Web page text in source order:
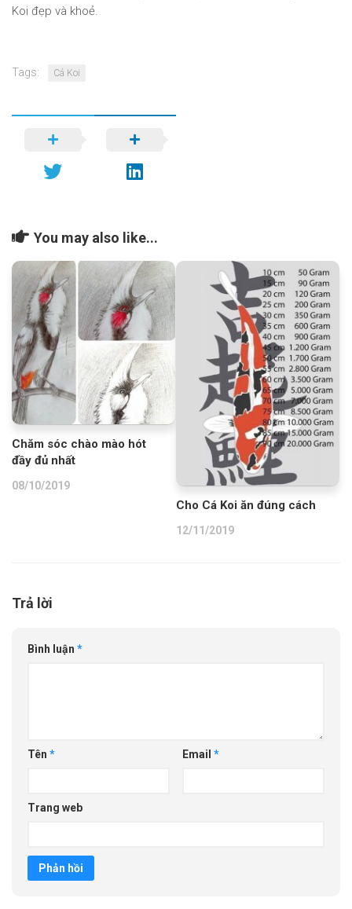
Koi đẹp và khoẻ.
Tags: Cá Koi
You may also like...
Chăm sóc chào mào hót
đầy đủ nhất
08/10/2019
Cho Cá Koi ăn đúng cách
12/11/2019
Trả lời
Bình luận *
Tên * Email *
Trang web